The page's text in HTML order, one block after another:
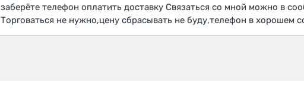
заберёте телефон оплатить доставку Связаться со мной можно в
Торговаться не нужно,цену сбрасывать не буду,телефон в хорошем